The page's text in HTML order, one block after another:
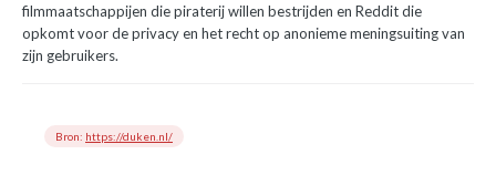
filmmaatschappijen die piraterij willen bestrijden en Reddit die
opkomt voor de privacy en het recht op anonieme meningsuiting van
zijn gebruikers.
Bron: https://duken.nl/